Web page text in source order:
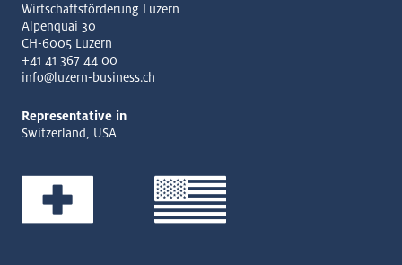
Wirtschaftsförderung Luzern
Alpenquai 30
CH-6005 Luzern
+41 41 367 44 00
info@luzern-business.ch
Representative in
Switzerland, USA